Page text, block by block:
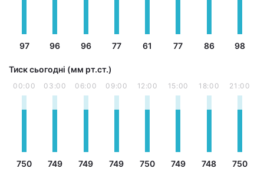
97 96 96 77 61 77 86 98
Тиск сьогодні (мм рт.ст.)
00:00
750
03:00
749
06:00
749
09:00
749
12:00
750
15:00
749
18:00
748
21:00
750